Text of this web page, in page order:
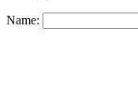
Name: